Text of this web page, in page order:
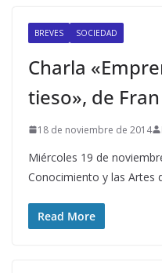
BREVES SOCIEDAD
Charla
tieso», de
18 de noviembre de 2014
Miércoles 19 de
Conocimiento y las Artes
Read More